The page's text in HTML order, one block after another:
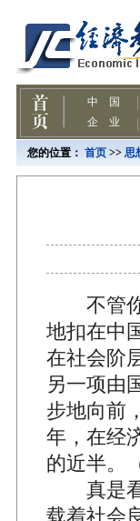
您的位置： 首页 >> 思
不管你
地扣在中
在社会阶
另一项由
步地向前
年，在经
的近半。
真是看
载着社会